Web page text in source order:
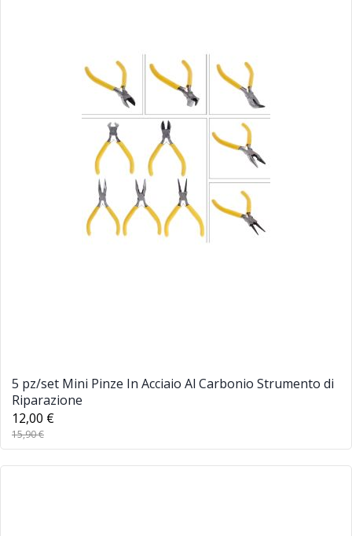
5 pz/set Mini Pinze In Acciaio Al Carbonio Strumento di
Riparazione
12,00 €
15,90 €